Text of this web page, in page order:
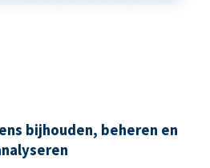
bijhouden, beheren en